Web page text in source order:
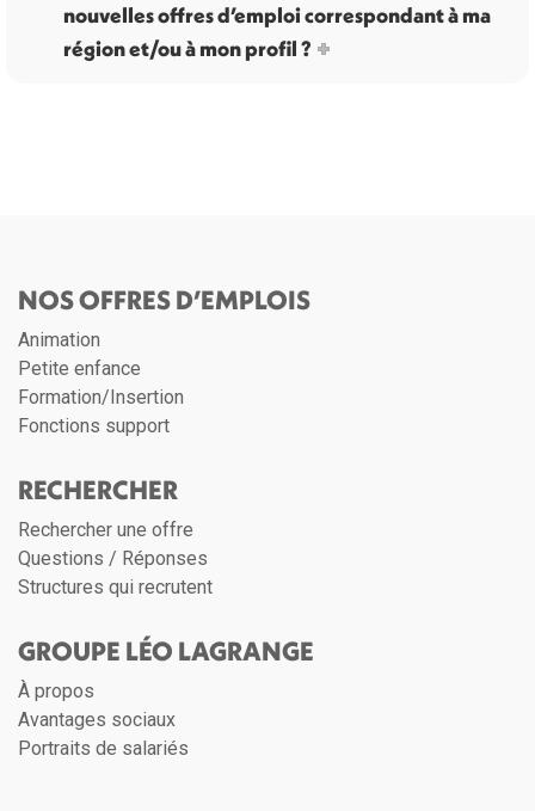
nouvelles offres d’emploi correspondant à ma
région et/ou à mon profil ?
NOS OFFRES D’EMPLOIS
Animation
Petite enfance
Formation/Insertion
Fonctions support
RECHERCHER
Rechercher une offre
Questions / Réponses
Structures qui recrutent
GROUPE LÉO LAGRANGE
À propos
Avantages sociaux
Portraits de salariés